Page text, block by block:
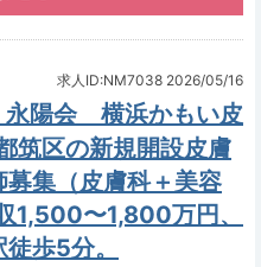
求人ID:NM7038 2026/05/16
陽会 横浜かもい皮
筑区の新規開設皮膚
集（皮膚科＋美容
1,500〜1,800万円、
歩5分。